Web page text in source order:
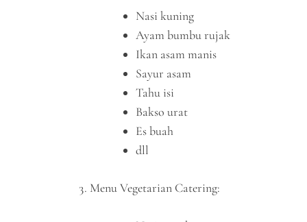
Nasi kuning
Ayam bumbu rujak
Ikan asam manis
Sayur asam
Tahu isi
Bakso urat
Es buah
dll
Menu Vegetarian Catering: